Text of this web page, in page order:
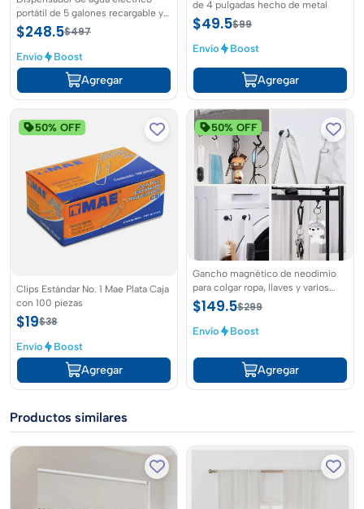
portátil de 5 galones recargable y
universal
$248.5$497
Envío Boost
Agregar
de 4 pulgadas hecho de metal
$49.5$99
Envío Boost
Agregar
50% OFF
Clips Estándar No. 1 Mae Plata Caja
con 100 piezas
$19$38
Envío Boost
Agregar
50% OFF
Gancho magnético de neodimio
para colgar ropa, llaves y varios
articulos 16MM en color negro
$149.5$299
Envío Boost
Agregar
Productos similares